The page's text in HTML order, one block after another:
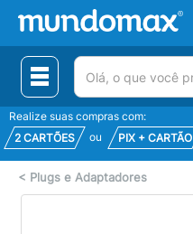
(pesquisar)
Realize suas compras com:
2 CARTÕES
ou PIX + CARTÃO
< Plugs e Adaptadores